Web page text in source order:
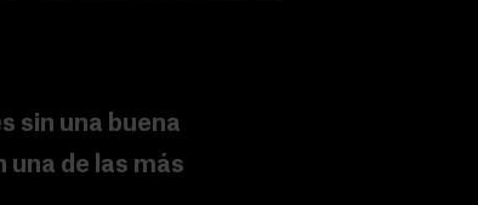
sin una buena
una de las más